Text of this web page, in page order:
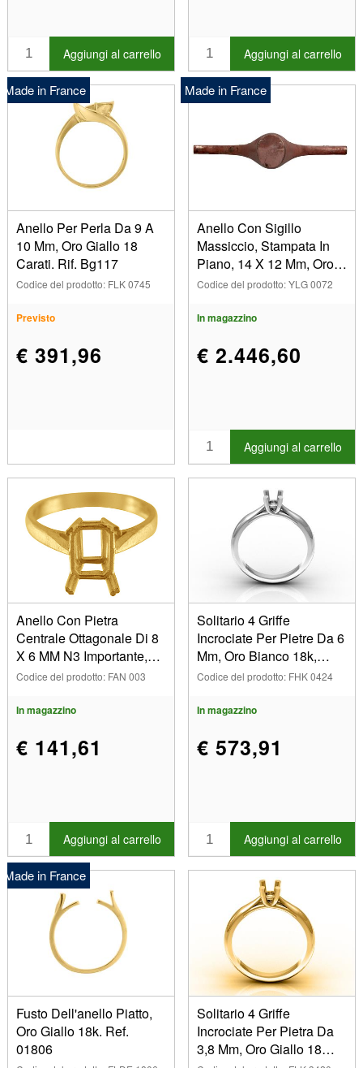
370 (2)
390 (2)
391 (2)
392 (2)
40/20 (76)
402 (2)
4062 (69)
423/12 (75)
423/14 (90)
423/16 (91)
423/20 (79)
440/5037 (3)
450 (2)
451/5009 (3)
49 (78)
530 (2)
540 (2)
580 (2)
8005 (1)
8006 (1)
903 (1)
Aggiungi al carrello Aggiungi al carrello
Made in France
Anello Per Perla Da 9 A
10 Mm, Oro Giallo 18
Carati. Rif. Bg117
Codice del prodotto: FLK 0745
Previsto
€ 391,96
Made in France
Anello Con Sigillo
Massiccio, Stampata In
Piano, 14 X 12 Mm, Oro
Giallo 18 Carati. Rif. 23
Codice del prodotto: YLG 0072
In magazzino
€ 2.446,60
Aggiungi al carrello
Anello Con Pietra
Centrale Ottagonale Di 8
X 6 MM N3 Importante,
Marchio Di Autenticità,
Da 9 Kt
Codice del prodotto: FAN 003
In magazzino
€ 141,61
Aggiungi al carrello
Solitario 4 Griffe
Incrociate Per Pietre Da 6
Mm, Oro Bianco 18k,
Dito53. Rif. 3420
Codice del prodotto: FHK 0424
In magazzino
€ 573,91
Aggiungi al carrello
Made in France
Fusto Dell'anello Piatto,
Oro Giallo 18k. Ref.
01806
Solitario 4 Griffe
Incrociate Per Pietra Da
3,8 Mm, Oro Giallo 18